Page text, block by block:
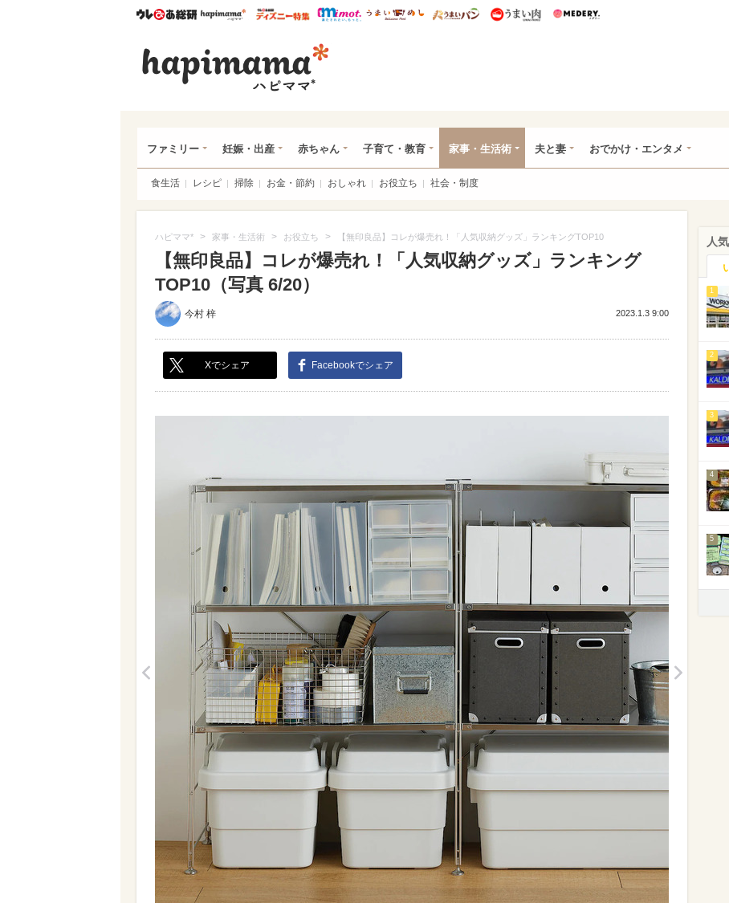
ウレぴあ総研ハピママ* ウレぴあ総研 ディズニー特集
mimot. うまいめし うまいパン うまい肉
ファミリー 妊娠・出産 赤ちゃん 子育て・教育 家事・生活術 夫と妻 おでかけ・エンタメ
食生活 レシピ 掃除 お金・節約 おしゃれ お役立ち 社会・制度
ハピママ* > 家事・生活術 > お役立ち > 【無印良品】コレが爆売れ！「人気収納グッズ」ランキングTOP10
【無印良品】コレが爆売れ！「人気収納グッズ」ランキング
TOP10（写真 6/20）
今村 梓 2023.1.3 9:00
Xでシェア Facebookでシェア
人
1
2
3
4
5